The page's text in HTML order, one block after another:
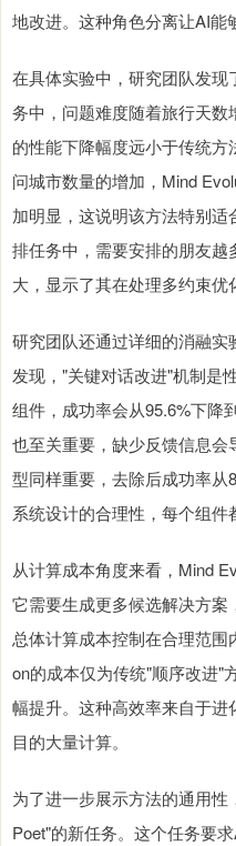
地改进。这种角色分离让AI能
在具体实验中，研究团队发
务中，问题难度随着旅行天数
的性能下降幅度远小于传统
问城市数量的增加，Mind
加明显，这说明该方法特别
排任务中，需要安排的朋友越
大，显示了其在处理多约束优
研究团队还通过详细的消融
发现，"关键对话改进"机制是
组件，成功率会从95.6%下降
也至关重要，缺少反馈信息会
型同样重要，去除后成功率从
系统设计的合理性，每个组件
从计算成本角度来看，Mind
它需要生成更多候选解决方案
总体计算成本控制在合理范
on的成本仅为传统"顺序改进"
幅提升。这种高效率来自于
目的大量计算。
为了进一步展示方法的通用
Poet"的新任务。这个任务要